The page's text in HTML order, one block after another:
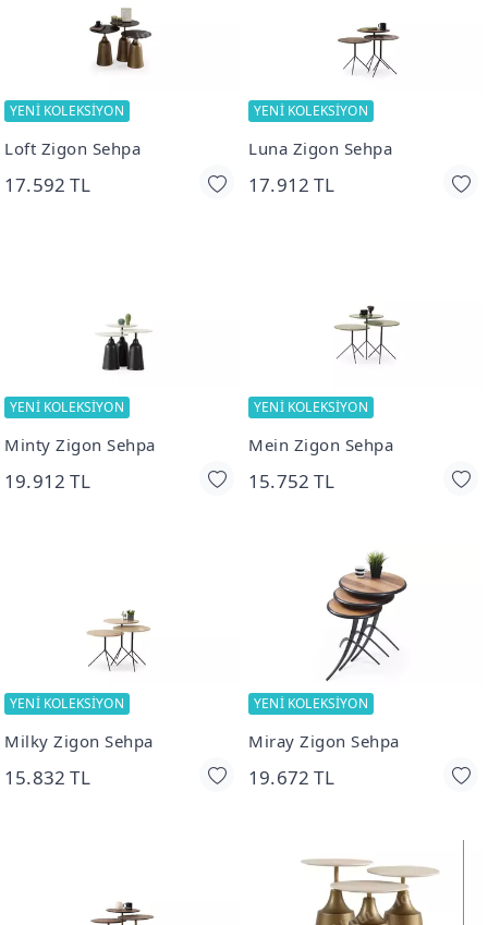
YENİ KOLEKSİYON
Loft Zigon Sehpa
17.592 TL
YENİ KOLEKSİYON
Luna Zigon Sehpa
17.912 TL
YENİ KOLEKSİYON
Minty Zigon Sehpa
19.912 TL
YENİ KOLEKSİYON
Mein Zigon Sehpa
15.752 TL
YENİ KOLEKSİYON
Milky Zigon Sehpa
15.832 TL
YENİ KOLEKSİYON
Miray Zigon Sehpa
19.672 TL